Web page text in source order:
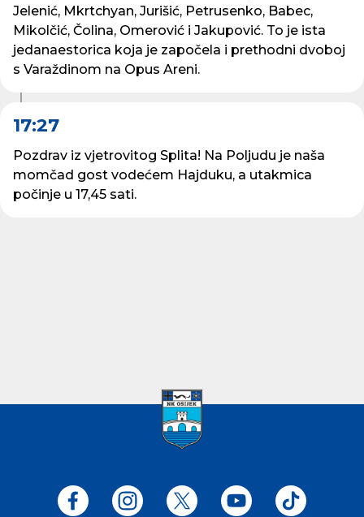
Jelenić, Mkrtchyan, Jurišić, Petrusenko, Babec,
Mikolčić, Čolina, Omerović i Jakupović. To je ista
jedanaestorica koja je započela i prethodni dvoboj
s Varaždinom na Opus Areni.
17:27
Pozdrav iz vjetrovitog Splita! Na Poljudu je naša
momčad gost vodećem Hajduku, a utakmica
počinje u 17,45 sati.